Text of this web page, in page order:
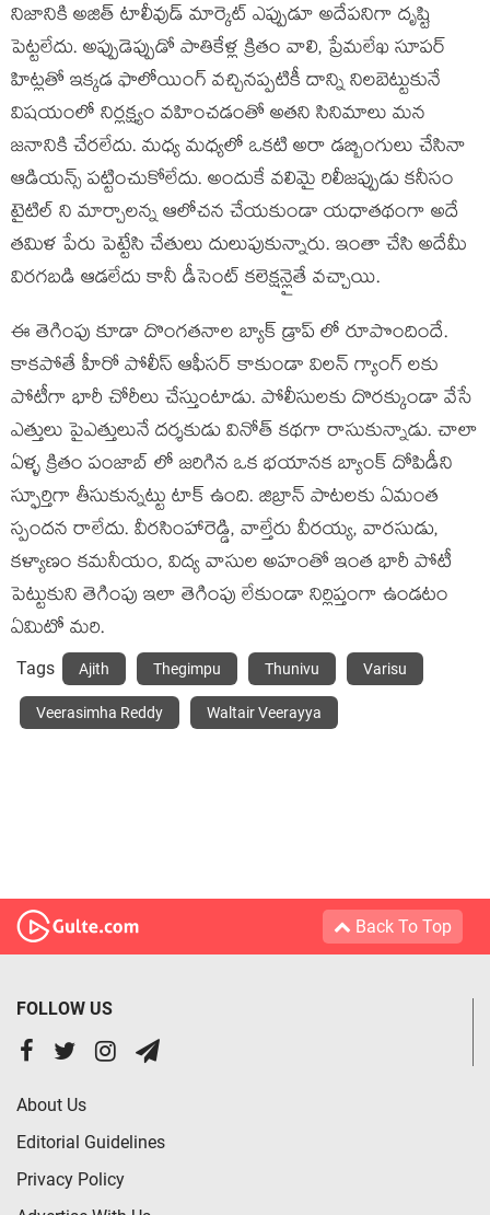
నిజానికి అజిత్ టాలీవుడ్ మార్కెట్ ఎప్పుడూ అదేపనిగా దృష్టి
పెట్టలేదు. అప్పుడెప్పుడో పాతికేళ్ల క్రితం వాలి, ప్రేమలేఖ సూపర్
హిట్లతో ఇక్కడ ఫాలోయింగ్ వచ్చినప్పటికీ దాన్ని నిలబెట్టుకునే
విషయంలో నిర్లక్ష్యం వహించడంతో అతని సినిమాలు మన
జనానికి చేరలేదు. మధ్య మధ్యలో ఒకటి అరా డబ్బింగులు చేసినా
ఆడియన్స్ పట్టించుకోలేదు. అందుకే వలిమై రిలీజప్పుడు కనీసం
టైటిల్ ని మార్చాలన్న ఆలోచన చేయకుండా యధాతథంగా అదే
తమిళ పేరు పెట్టేసి చేతులు దులుపుకున్నారు. ఇంతా చేసి అదేమీ
విరగబడి ఆడలేదు కానీ డీసెంట్ కలెక్షన్లైతే వచ్చాయి.
ఈ తెగింపు కూడా దొంగతనాల బ్యాక్ డ్రాప్ లో రూపొందిందే.
కాకపోతే హీరో పోలీస్ ఆఫీసర్ కాకుండా విలన్ గ్యాంగ్ లకు
పోటీగా భారీ చోరీలు చేస్తుంటాడు. పోలీసులకు దొరక్కుండా వేసే
ఎత్తులు పైఎత్తులునే దర్శకుడు వినోత్ కథగా రాసుకున్నాడు. చాలా
ఏళ్ళ క్రితం పంజాబ్ లో జరిగిన ఒక భయానక బ్యాంక్ దోపిడీని
స్ఫూర్తిగా తీసుకున్నట్టు టాక్ ఉంది. జిబ్రాన్ పాటలకు ఏమంత
స్పందన రాలేదు. వీరసింహారెడ్డి, వాల్తేరు వీరయ్య, వారసుడు,
కళ్యాణం కమనీయం, విద్య వాసుల అహంతో ఇంత భారీ పోటీ
పెట్టుకుని తెగింపు ఇలా తెగింపు లేకుండా నిర్లిప్తంగా ఉండటం
ఏమిటో మరి.
Tags Ajith Thegimpu Thunivu Varisu
Veerasimha Reddy Waltair Veerayya
Back To Top
FOLLOW US
About Us
Editorial Guidelines
Privacy Policy